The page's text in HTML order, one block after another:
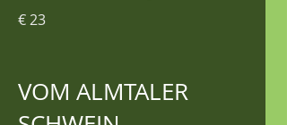
€ 23
VOM ALMTALER